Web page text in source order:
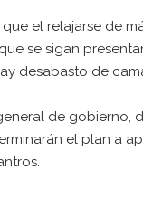
el relajarse de
se sigan
desabasto de
de gobierno,
el plan a